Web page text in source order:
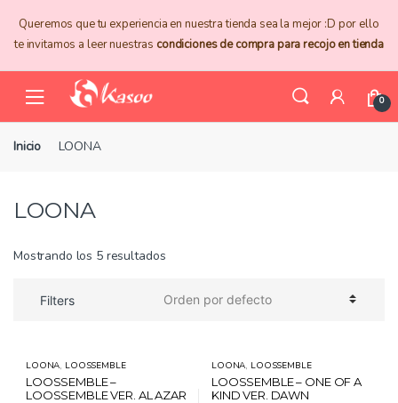
navigation
content
Queremos que tu experiencia en nuestra tienda sea la mejor :D por ello
te invitamos a leer nuestras condiciones de compra para recojo en tienda
0
Inicio LOONA
LOONA
Mostrando los 5 resultados
Filters
LOONA, LOOSSEMBLE
LOOSSEMBLE –
LOOSSEMBLE VER. AL AZAR
LOONA, LOOSSEMBLE
LOOSSEMBLE – ONE OF A
KIND VER. DAWN